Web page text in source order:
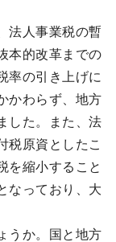
法人事業税の暫
本的改革までの
率の引き上げに
かわらず、地方
した。また、法
税原資としたこ
を縮小すること
なっており、大
うか。国と地方